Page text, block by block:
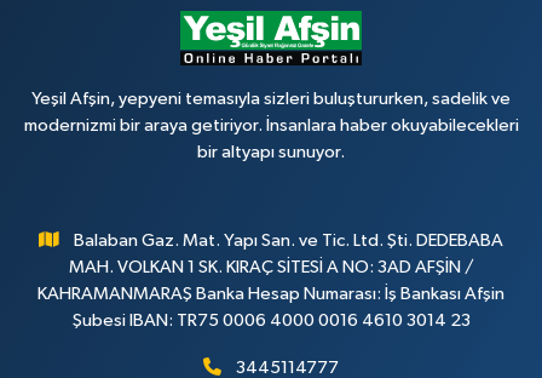
Yeşil Afşin, yepyeni temasıyla sizleri buluştururken, sadelik ve
modernizmi bir araya getiriyor. İnsanlara haber okuyabilecekleri
bir altyapı sunuyor.
Balaban Gaz. Mat. Yapı San. ve Tic. Ltd. Şti. DEDEBABA
MAH. VOLKAN 1 SK. KIRAÇ SİTESİ A NO: 3AD AFŞİN /
KAHRAMANMARAŞ Banka Hesap Numarası: İş Bankası Afşin
Şubesi IBAN: TR75 0006 4000 0016 4610 3014 23
3445114777